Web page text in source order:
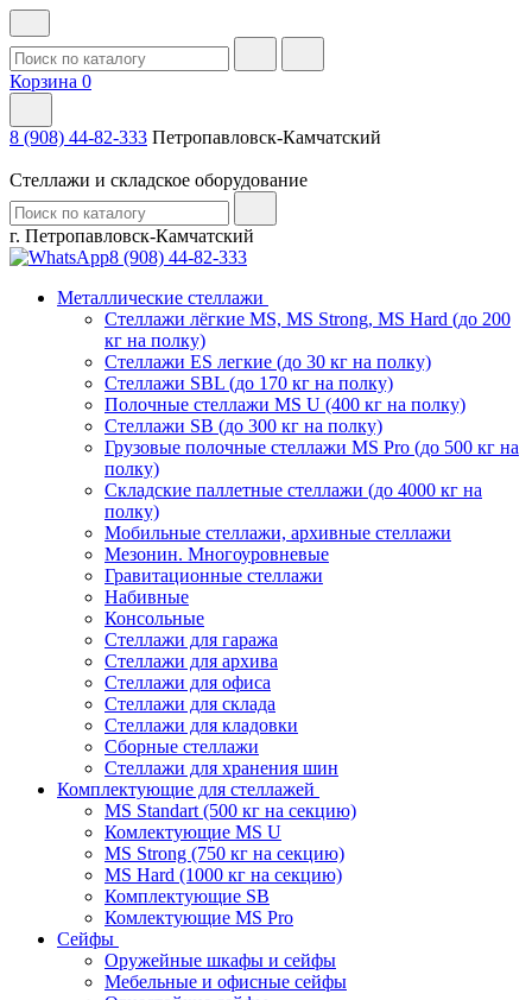
Корзина 0
8 (908) 44-82-333 Петропавловск-Камчатский
Стеллажи и складское оборудование
г. Петропавловск-Камчатский
8 (908) 44-82-333
Металлические стеллажи
Стеллажи лёгкие MS, MS Strong, MS Hard (до 200
кг на полку)
Стеллажи ES легкие (до 30 кг на полку)
Стеллажи SBL (до 170 кг на полку)
Полочные стеллажи MS U (400 кг на полку)
Стеллажи SB (до 300 кг на полку)
Грузовые полочные стеллажи MS Pro (до 500 кг на
полку)
Складские паллетные стеллажи (до 4000 кг на
полку)
Мобильные стеллажи, архивные стеллажи
Мезонин. Многоуровневые
Гравитационные стеллажи
Набивные
Консольные
Стеллажи для гаража
Стеллажи для архива
Стеллажи для офиса
Стеллажи для склада
Стеллажи для кладовки
Сборные стеллажи
Стеллажи для хранения шин
Комплектующие для стеллажей
MS Standart (500 кг на секцию)
Комлектующие MS U
MS Strong (750 кг на секцию)
MS Hard (1000 кг на секцию)
Комплектующие SB
Комлектующие MS Pro
Сейфы
Оружейные шкафы и сейфы
Мебельные и офисные сейфы